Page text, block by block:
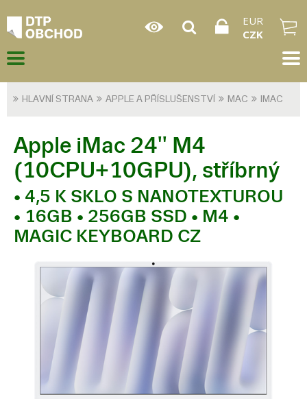
EUR
CZK
HLAVNÍ STRANA APPLE A PŘÍSLUŠENSTVÍ MAC IMAC
Apple iMac 24'' M4
(10CPU+10GPU), stříbrný
• 4,5 K SKLO S NANOTEXTUROU
• 16GB • 256GB SSD • M4 •
MAGIC KEYBOARD CZ